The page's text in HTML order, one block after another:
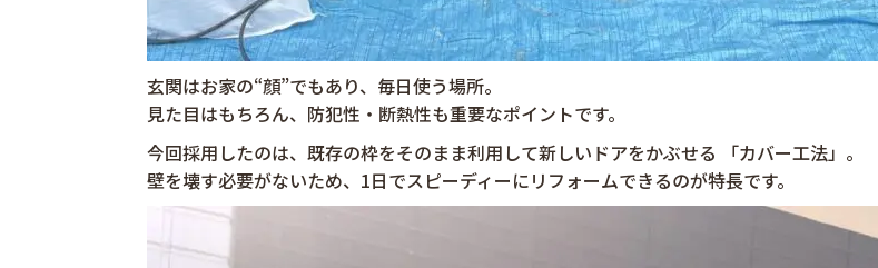
玄関はお家の“顔”でもあり、毎日使う場所。
見た目はもちろん、防犯性・断熱性も重要なポイントです。
今回採用したのは、既存の枠をそのまま利用して新しいドアをかぶせる 「カバー工法」。
壁を壊す必要がないため、1日でスピーディーにリフォームできるのが特長です。